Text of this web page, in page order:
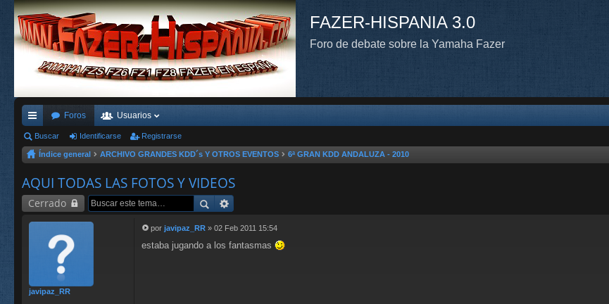
FAZER-HISPANIA 3.0
Foro de debate sobre la Yamaha Fazer
nl
ac
es
rá
pi
Foros Usuarios
Buscar Identificarse Registrarse
Índice general ARCHIVO GRANDES KDD´s Y OTROS EVENTOS 6ª GRAN KDD ANDALUZA - 2010
AQUI TODAS LAS FOTOS Y VIDEOS
Cerrado
javipaz_RR
e
por javipaz_RR » 02 Feb 2011 15:54
estaba jugando a los fantasmas